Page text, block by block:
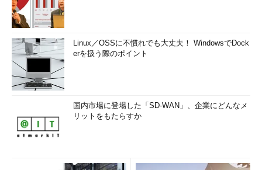
Linux／OSSに不慣れでも大丈夫！ WindowsでDock
erを扱う際のポイント
国内市場に登場した「SD-WAN」、企業にどんなメ
リットをもたらすか